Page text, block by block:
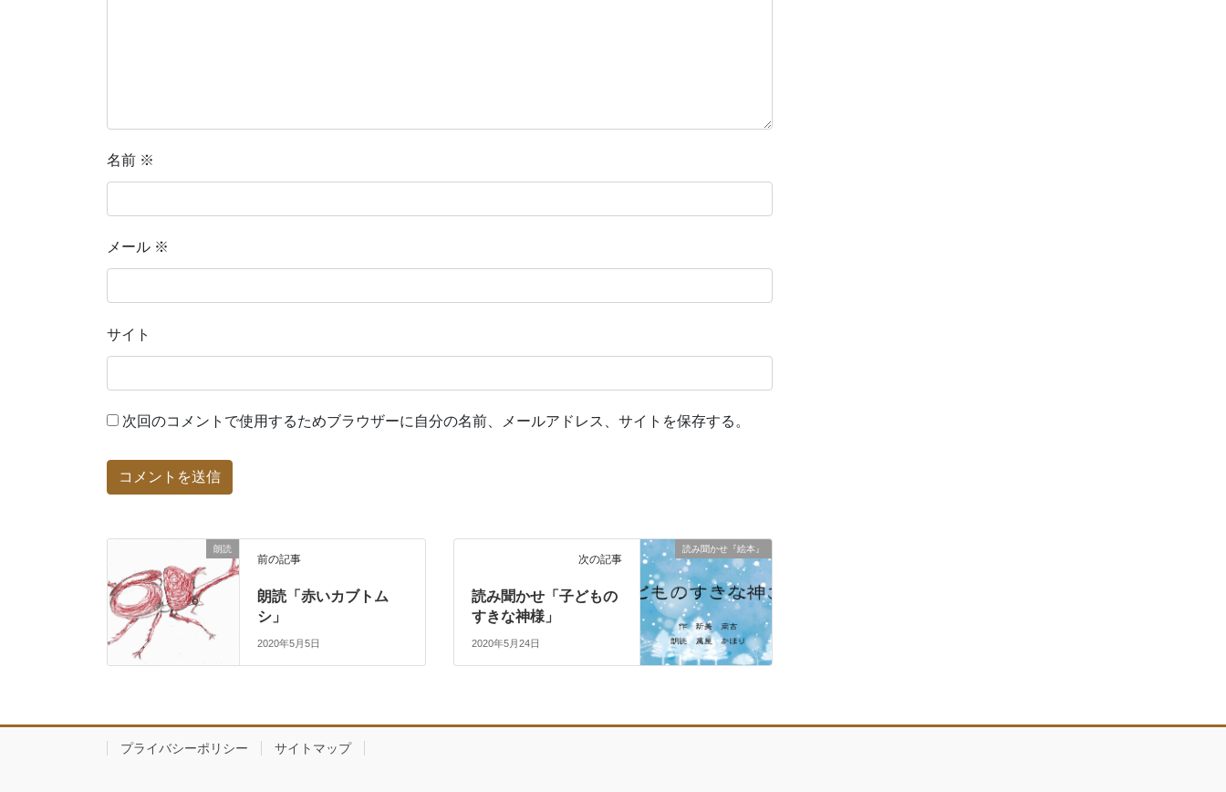
名前 ※
メール ※
サイト
次回のコメントで使用するためブラウザーに自分の名前、メールアドレス、サイトを保存する。
朗読
前の記事
朗読「赤いカブトム
シ」
2020年5月5日
読み聞かせ『絵本』
次の記事
読み聞かせ「子どもの
すきな神様」
2020年5月24日
プライバシーポリシー サイトマップ